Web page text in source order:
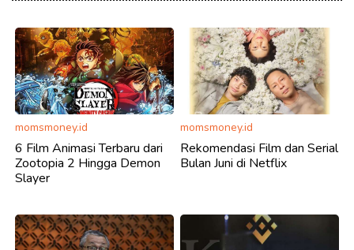
momsmoney.id
6 Film Animasi Terbaru dari
Zootopia 2 Hingga Demon
Slayer
momsmoney.id
Rekomendasi Film dan Serial
Bulan Juni di Netflix